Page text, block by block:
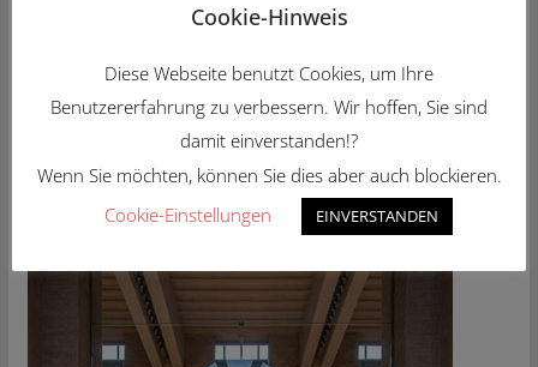
in Verbindung und wir machen Ihnen dann ein
unverbindliches Angebot, das auf Ihre
Bedürfnisse zurecht geschnittenist.
KULTUR.LINKS
Cookie-Hinweis
Diese Webseite benutzt Cookies, um Ihre
Benutzererfahrung zu verbessern. Wir hoffen, Sie sind
damit einverstanden!?
Wenn Sie möchten, können Sie dies aber auch blockieren.
Cookie-Einstellungen
EINVERSTANDEN